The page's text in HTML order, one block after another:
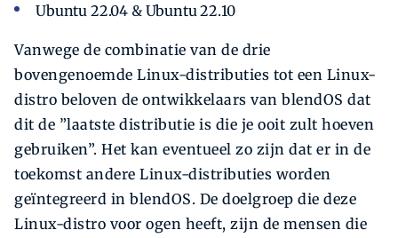
Ubuntu 22.04 & Ubuntu 22.10
Vanwege de combinatie van de drie
bovengenoemde Linux-distributies tot een Linux-
distro beloven de ontwikkelaars van blendOS dat
dit de ”laatste distributie is die je ooit zult hoeven
gebruiken”. Het kan eventueel zo zijn dat er in de
toekomst andere Linux-distributies worden
geïntegreerd in blendOS. De doelgroep die deze
Linux-distro voor ogen heeft, zijn de mensen die